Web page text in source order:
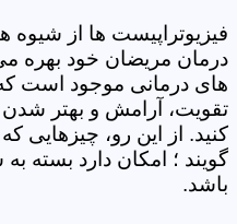
فیزیوتراپیست ها از
درمان مریضان خود بهره
های درمانی موجود است که
تقویت، آرامش و بهتر
کنید. از این رو، چیزهایی
گویند ؛ امکان دارد بسته
باشد.